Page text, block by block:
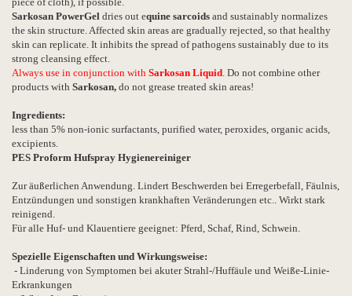
Sarkosan PowerGel dries out equine sarcoids and sustainably normalizes
the skin structure. Affected skin areas are gradually rejected, so that healthy
skin can replicate. It inhibits the spread of pathogens sustainably due to its
strong cleansing effect.
Always use in conjunction with Sarkosan Liquid. Do not combine other
products with Sarkosan, do not grease treated skin areas!
Ingredients:
less than 5% non-ionic surfactants, purified water, peroxides, organic acids,
excipients.
PES Proform Hufspray Hygienereiniger
Zur äußerlichen Anwendung. Lindert Beschwerden bei Erregerbefall, Fäulnis,
Entzündungen und sonstigen krankhaften Veränderungen etc.. Wirkt stark
reinigend.
Für alle Huf- und Klauentiere geeignet: Pferd, Schaf, Rind, Schwein.
Spezielle Eigenschaften und Wirkungsweise:
- Linderung von Symptomen bei akuter Strahl-/Huffäule und Weiße-Linie-
Erkrankungen